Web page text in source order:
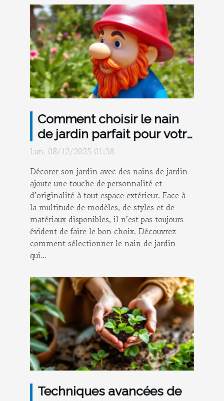
Comment choisir le nain
de jardin parfait pour votre
espace extérieur ?
Lun. 08/12/2025 01:38
Décorer son jardin avec des nains de jardin
ajoute une touche de personnalité et
d’originalité à tout espace extérieur. Face à
la multitude de modèles, de styles et de
matériaux disponibles, il n’est pas toujours
évident de faire le bon choix. Découvrez
comment sélectionner le nain de jardin
qui...
Techniques avancées de